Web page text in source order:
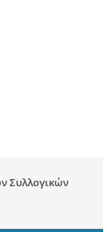
Συλλογικών